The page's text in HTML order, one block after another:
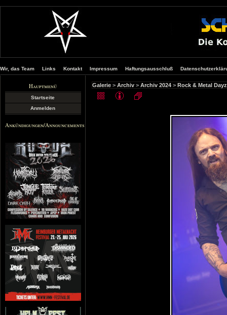
Wir, das Team Links Kontakt Impressum Haftungsausschluß
Hauptmenü
Startseite
Anmelden
Ankündigungen/Announcements
Galerie > Archiv > Archiv 2024 > Rock & Metal